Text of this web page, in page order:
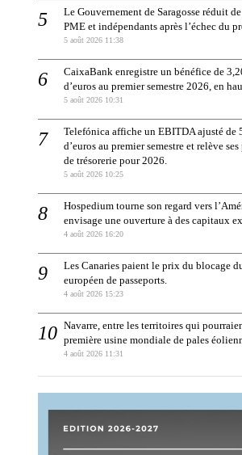
Le Gouvernement de Saragosse réduit
PME et indépendants après l’échec du
5 août 2026 11:38
CaixaBank enregistre un bénéfice de
d’euros au premier semestre 2026, en
5 août 2026 10:31
Telefónica affiche un EBITDA ajusté de
d’euros au premier semestre et relève
de trésorerie pour 2026.
5 août 2026 10:25
Hospedium tourne son regard vers
envisage une ouverture à des capitaux
4 août 2026 16:20
Les Canaries paient le prix du blocage
européen de passeports.
4 août 2026 15:23
Navarre, entre les territoires qui
première usine mondiale de pales
4 août 2026 11:31